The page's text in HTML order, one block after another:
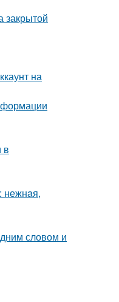
закрытой
на
в
нежнaя,
словом и